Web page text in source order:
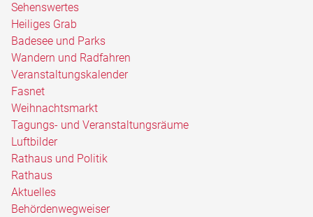
Sehenswertes
Heiliges Grab
Badesee und Parks
Wandern und Radfahren
Veranstaltungskalender
Fasnet
Weihnachtsmarkt
Tagungs- und Veranstaltungsräume
Luftbilder
Rathaus und Politik
Rathaus
Aktuelles
Behördenwegweiser